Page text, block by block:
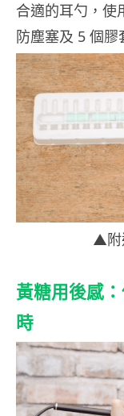
合適的耳勺，使
防塵塞及 5 個膠
▲附
黃糖用後感
時